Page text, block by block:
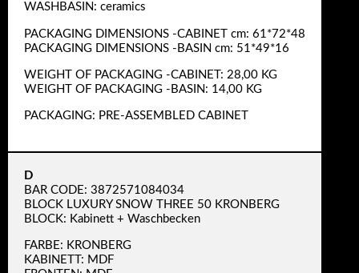
WASHBASIN: ceramics
PACKAGING DIMENSIONS -CABINET cm: 61*72*48
PACKAGING DIMENSIONS -BASIN cm: 51*49*16
WEIGHT OF PACKAGING -CABINET: 28,00 KG
WEIGHT OF PACKAGING -BASIN: 14,00 KG
PACKAGING: PRE-ASSEMBLED CABINET
D
BAR CODE: 3872571084034
BLOCK LUXURY SNOW THREE 50 KRONBERG
BLOCK: Kabinett + Waschbecken
FARBE: KRONBERG
KABINETT: MDF